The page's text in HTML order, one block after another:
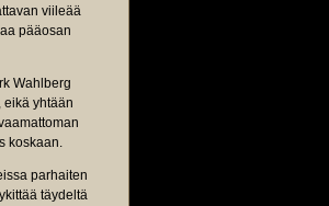
viileää
pääosan
Wahlberg
eikä yhtään
koskaan.
parhaiten
täydeltä